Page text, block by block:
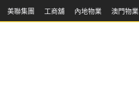
美聯集團 工商舖 內地物業 澳門物業